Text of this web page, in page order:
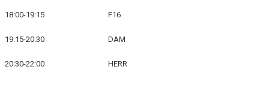
18:00-19:15 F16
19:15-20:30 DAM
20:30-22:00 HERR